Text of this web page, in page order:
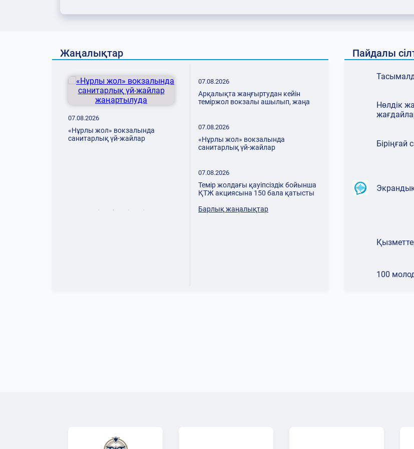
Жаңалықтар
07.08.2026
«Нұрлы жол» вокзалында
санитарлық үй-жайлар
07.08.2026
Темір жолдағы қауіпсіздік
бойынша ҚТЖ акциясына 150
бала қатысты
ҚТЖ-да сыбайлас
жемқорлыққа
07.08.2026
Арқалықта жаңғыртудан кейін
теміржол вокзалы ашылып, жаңа
07.08.2026
«Нұрлы жол» вокзалында
санитарлық үй-жайлар
07.08.2026
Темір жолдағы қауіпсіздік бойынша
ҚТЖ акциясына 150 бала қатысты
Барлық жаңалықтар
Пайдалы
Нөлдік
Біріңғай
100